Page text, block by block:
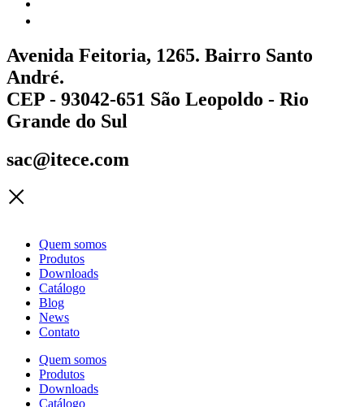
Avenida Feitoria, 1265. Bairro Santo
André.
CEP - 93042-651 São Leopoldo - Rio
Grande do Sul
sac@itece.com
Quem somos
Produtos
Downloads
Catálogo
Blog
News
Contato
Quem somos
Produtos
Downloads
Catálogo